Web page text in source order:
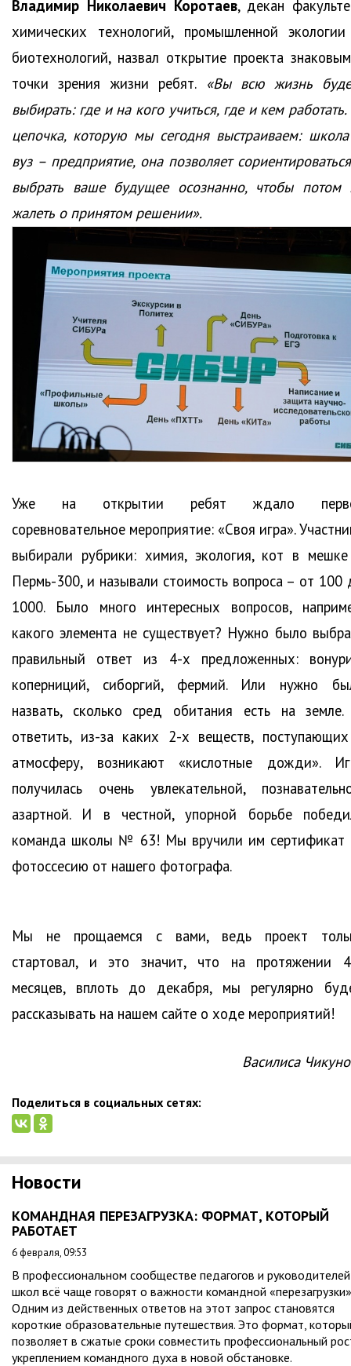
Владимир Николаевич Коротаев, декан
химических технологий, промышленной
биотехнологий, назвал открытие проекта
точки зрения жизни ребят. «Вы всю жизнь
выбирать: где и на кого учиться, где и кем работать.
цепочка, которую мы сегодня выстраиваем:
вуз – предприятие, она позволяет
выбрать ваше будущее осознанно, чтобы потом
жалеть о принятом решении».
Уже на открытии ребят ждало
соревновательное мероприятие: «Своя игра».
выбирали рубрики: химия, экология, кот в
Пермь-300, и называли стоимость вопроса – от 100
1000. Было много интересных вопросов,
какого элемента не существует? Нужно было
правильный ответ из 4-х предложенных:
коперниций, сиборгий, фермий. Или нужно
назвать, сколько сред обитания есть на
ответить, из-за каких 2-х веществ,
атмосферу, возникают «кислотные дожди».
получилась очень увлекательной,
азартной. И в честной, упорной борьбе
команда школы № 63! Мы вручили им сертификат
фотоссесию от нашего фотографа.
Мы не прощаемся с вами, ведь проект
стартовал, и это значит, что на протяжении
месяцев, вплоть до декабря, мы регулярно
рассказывать на нашем сайте о ходе мероприятий!
Василиса
Поделиться в социальных сетях:
Новости
КОМАНДНАЯ ПЕРЕЗАГРУЗКА: ФОРМАТ, КОТОРЫЙ
РАБОТАЕТ
6 февраля, 09:53
В профессиональном сообществе педагогов и руководителей
школ всё чаще говорят о важности командной
Одним из действенных ответов на этот запрос становятся
короткие образовательные путешествия. Это формат,
позволяет в сжатые сроки совместить профессиональный
укреплением командного духа в новой обстановке.